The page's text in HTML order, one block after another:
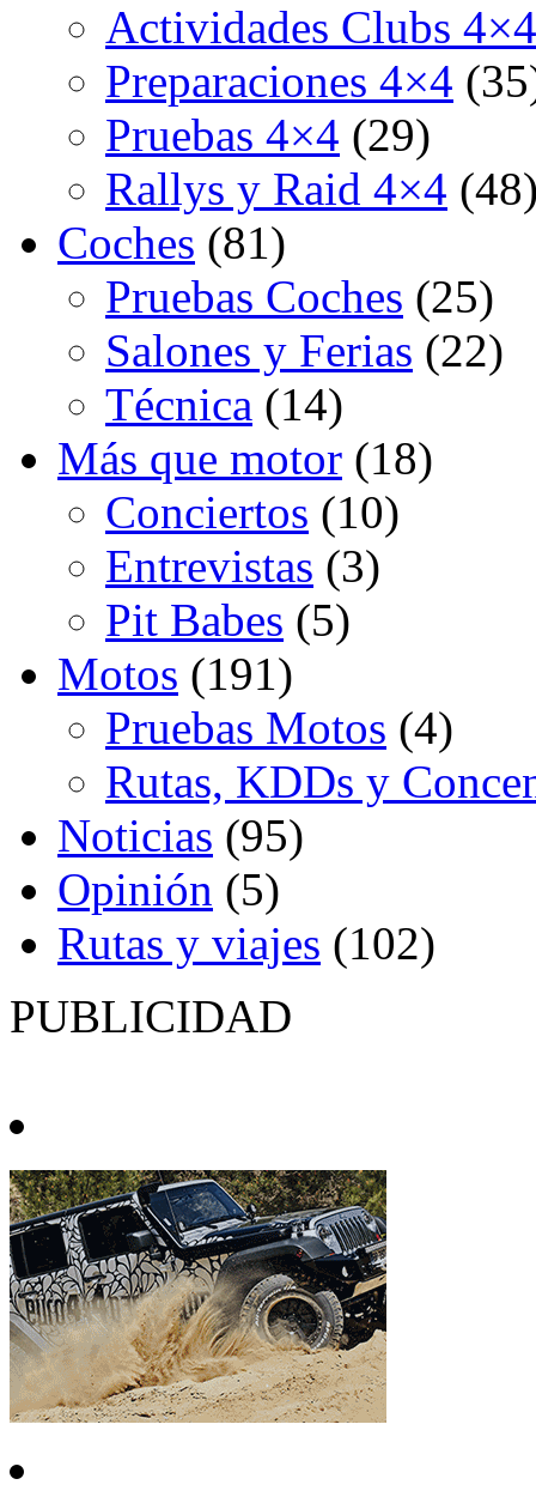
Actividades Clubs 4×4
Preparaciones 4×4
Pruebas 4×4 (29)
Rallys y Raid 4×4
Coches (81)
Pruebas Coches (25)
Salones y Ferias (22)
Técnica (14)
Más que motor (18)
Conciertos (10)
Entrevistas (3)
Pit Babes (5)
Motos (191)
Pruebas Motos (4)
Rutas, KDDs y
Noticias (95)
Opinión (5)
Rutas y viajes (102)
PUBLICIDAD